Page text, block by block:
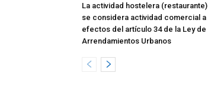
La actividad hostelera (restaurante)
se considera actividad comercial a
efectos del artículo 34 de la Ley de
Arrendamientos Urbanos